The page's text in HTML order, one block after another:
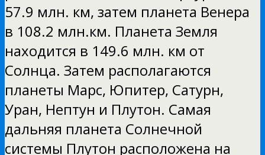
57.9 млн. км, затем планета Венера
в 108.2 млн.км. Планета Земля
находится в 149.6 млн. км от
Солнца. Затем располагаются
планеты Марс, Юпитер, Сатурн,
Уран, Нептун и Плутон. Самая
дальняя планета Солнечной
системы Плутон расположена на